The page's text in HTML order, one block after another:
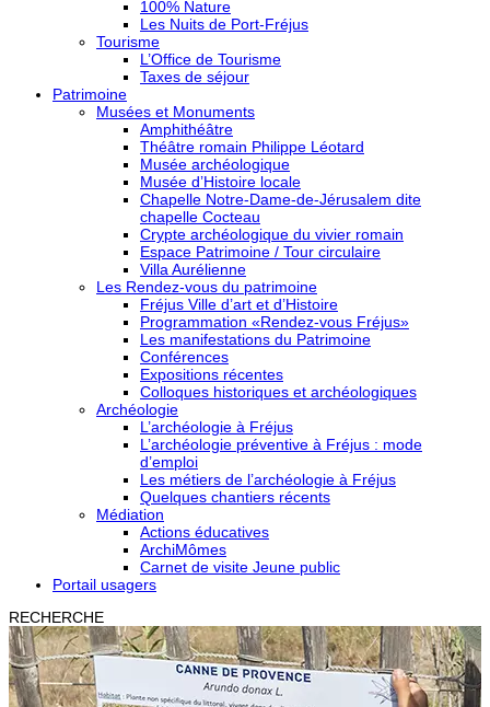
100% Nature
Les Nuits de Port-Fréjus
Tourisme
L’Office de Tourisme
Taxes de séjour
Patrimoine
Musées et Monuments
Amphithéâtre
Théâtre romain Philippe Léotard
Musée archéologique
Musée d’Histoire locale
Chapelle Notre-Dame-de-Jérusalem dite
chapelle Cocteau
Crypte archéologique du vivier romain
Espace Patrimoine / Tour circulaire
Villa Aurélienne
Les Rendez-vous du patrimoine
Fréjus Ville d’art et d’Histoire
Programmation «Rendez-vous Fréjus»
Les manifestations du Patrimoine
Conférences
Expositions récentes
Colloques historiques et archéologiques
Archéologie
L’archéologie à Fréjus
L’archéologie préventive à Fréjus : mode
d’emploi
Les métiers de l’archéologie à Fréjus
Quelques chantiers récents
Médiation
Actions éducatives
ArchiMômes
Carnet de visite Jeune public
Portail usagers
RECHERCHE